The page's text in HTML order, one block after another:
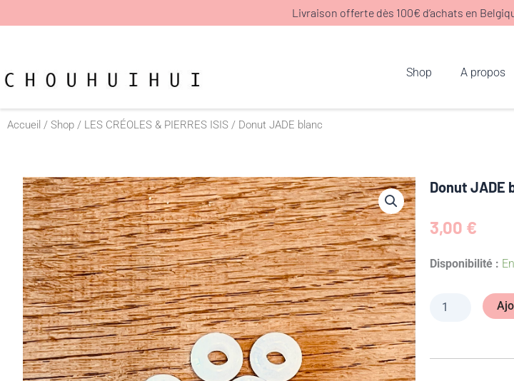
au
Livraison offerte dès 100€ d’achats en
Shop A propos
Accueil / Shop / LES CRÉOLES & PIERRES ISIS / Donut JADE blanc
Donut JADE
3,00 €
Disponibilité :
quantité
JADE